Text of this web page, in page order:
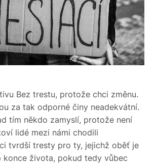
Bez trestu, protože chci změnu.
za tak odporné činy neadekvátní.
tím někdo zamyslí, protože není
lidé mezi námi chodili
tvrdší tresty pro ty, jejichž oběť je
konce života, pokud tedy vůbec